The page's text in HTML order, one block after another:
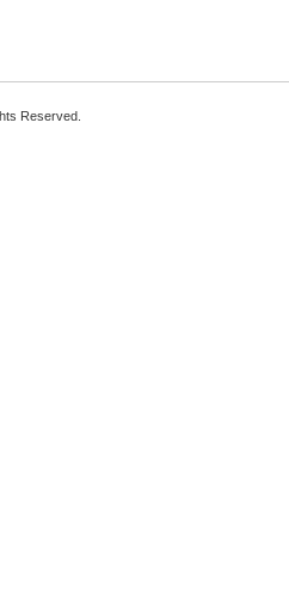
Reserved.